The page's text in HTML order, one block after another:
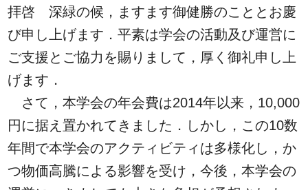
拝啓 深緑の候，ますます御健勝のこととお慶
び申し上げます．平素は学会の活動及び運営に
ご支援とご協力を賜りまして，厚く御礼申し上
げます．
さて，本学会の年会費は2014年以来，10,000
円に据え置かれてきました．しかし，この10数
年間で本学会のアクティビティは多様化し，か
つ物価高騰による影響を受け，今後，本学会の